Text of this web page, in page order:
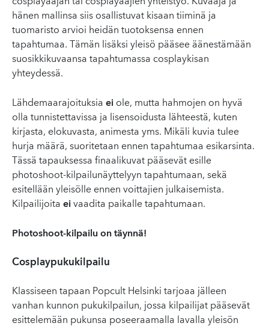
hänen mallinsa siis osallistuvat kisaan tiiminä ja
tuomaristo arvioi heidän tuotoksensa ennen
tapahtumaa. Tämän lisäksi yleisö pääsee äänestämään
suosikkikuvaansa tapahtumassa cosplaykisan
yhteydessä.
Lähdemaarajoituksia ei ole, mutta hahmojen on hyvä
olla tunnistettavissa ja lisensoidusta lähteestä, kuten
kirjasta, elokuvasta, animesta yms. Mikäli kuvia tulee
hurja määrä, suoritetaan ennen tapahtumaa esikarsinta.
Tässä tapauksessa finaalikuvat pääsevät esille
photoshoot-kilpailunäyttelyyn tapahtumaan, sekä
esitellään yleisölle ennen voittajien julkaisemista.
Kilpailijoita ei vaadita paikalle tapahtumaan.
Photoshoot-kilpailu on täynnä!
Cosplaypukukilpailu
Klassiseen tapaan Popcult Helsinki tarjoaa jälleen
vanhan kunnon pukukilpailun, jossa kilpailijat pääsevät
esittelemään pukunsa poseeraamalla lavalla yleisön